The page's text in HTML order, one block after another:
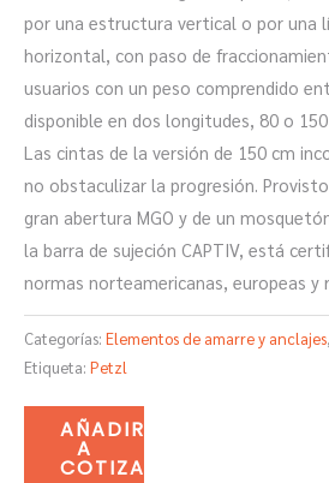
por una estructura vertical o por una
horizontal, con paso de
usuarios con un peso comprendido
disponible en dos longitudes, 80 o
Las cintas de la versión de 150 cm
no obstaculizar la progresión.
gran abertura MGO y de un
la barra de sujeción CAPTIV, está
normas norteamericanas, europeas y
Categorías: Elementos de amarre y anclajes,
Etiqueta: Petzl
AÑADIR
A
COTIZACIÓN